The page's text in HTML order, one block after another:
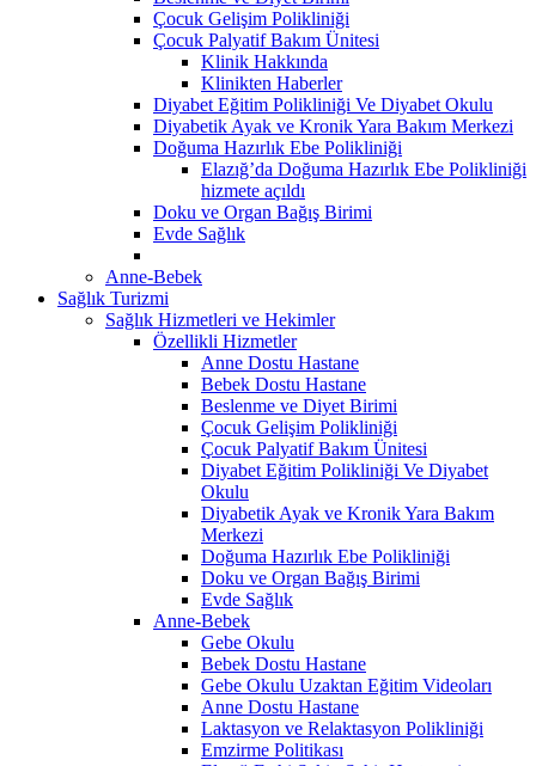
Çocuk Gelişim Polikliniği
Çocuk Palyatif Bakım Ünitesi
Klinik Hakkında
Klinikten Haberler
Diyabet Eğitim Polikliniği Ve Diyabet Okulu
Diyabetik Ayak ve Kronik Yara Bakım Merkezi
Doğuma Hazırlık Ebe Polikliniği
Elazığ’da Doğuma Hazırlık Ebe Polikliniği
hizmete açıldı
Doku ve Organ Bağış Birimi
Evde Sağlık
Anne-Bebek
Sağlık Turizmi
Sağlık Hizmetleri ve Hekimler
Özellikli Hizmetler
Anne Dostu Hastane
Bebek Dostu Hastane
Beslenme ve Diyet Birimi
Çocuk Gelişim Polikliniği
Çocuk Palyatif Bakım Ünitesi
Diyabet Eğitim Polikliniği Ve Diyabet
Okulu
Diyabetik Ayak ve Kronik Yara Bakım
Merkezi
Doğuma Hazırlık Ebe Polikliniği
Doku ve Organ Bağış Birimi
Evde Sağlık
Anne-Bebek
Gebe Okulu
Bebek Dostu Hastane
Gebe Okulu Uzaktan Eğitim Videoları
Anne Dostu Hastane
Laktasyon ve Relaktasyon Polikliniği
Emzirme Politikası